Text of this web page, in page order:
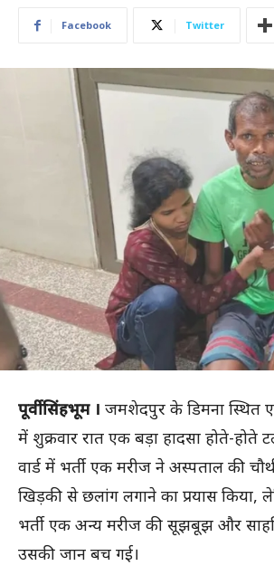
Facebook Twitter
पूर्वी सिंहभूम । जमशेदपुर के डिमना स्थित
में शुक्रवार रात एक बड़ा हादसा होते-होते
वार्ड में भर्ती एक मरीज ने अस्पताल की
खिड़की से छलांग लगाने का प्रयास किया,
भर्ती एक अन्य मरीज की सूझबूझ और
उसकी जान बच गई।